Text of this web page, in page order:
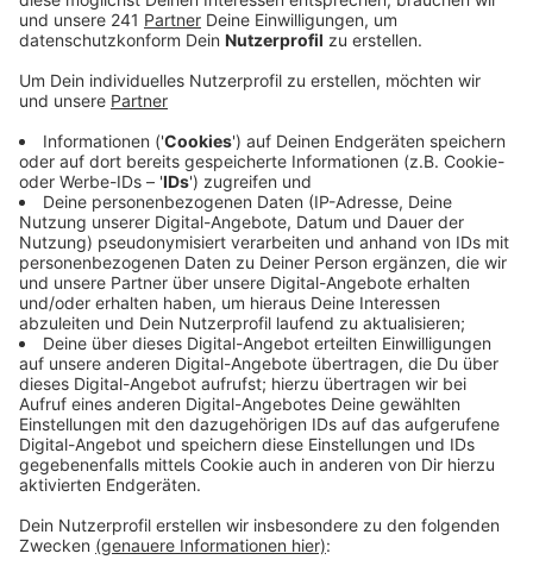
Hauptausschuss der Stadt gezeigt. Ziel war es,
rund um den Stahlstreit zum Neubau der
Rheinbrücke aufzuklären.
Anzeige
Ein Sprecher des Landesbetriebs entschuldigte sich
dafür, nicht früher über die Probleme informiert zu
haben. Den Ärger vieler Stadtpolitiker
konnte Straßen.NRW damit aber nicht lindern. Politiker
verschiedener Parteien haben unter anderem kritisiert,
dass Verkehrsminister Wüst nicht selbst nach
Leverkusen gekommen war, sondern nur Vertreter
geschickt hatte. Zum Hintergrund: Durch den Stahl-
Streit und die damit einhergende Kündigung des
bisherigen Bauunternehmens wird die neue A1
Rheinbrücke deutlich später fertig und viel teurer.